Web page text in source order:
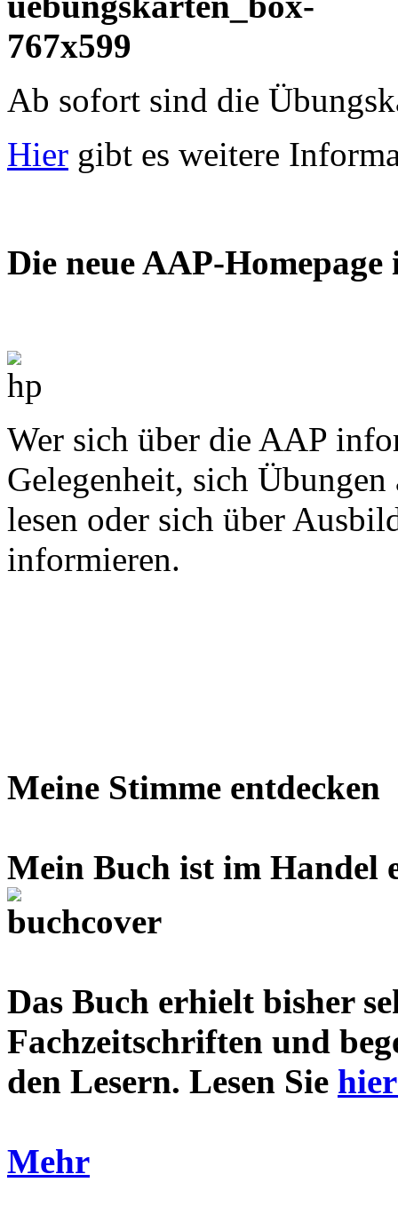
Ab sofort sind die
Hier gibt es weitere
Die neue AAP-Homepage
Wer sich über die AAP
Gelegenheit, sich
lesen oder sich über
informieren.
Meine Stimme entdecken
Mein Buch ist im Handel
Das Buch erhielt bisher
Fachzeitschriften und
den Lesern. Lesen Sie
Mehr